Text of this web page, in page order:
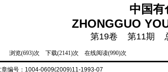
中国有
ZHONGGUO
第19卷 第11期
编号： 1004-0609(2009)11-1993-07